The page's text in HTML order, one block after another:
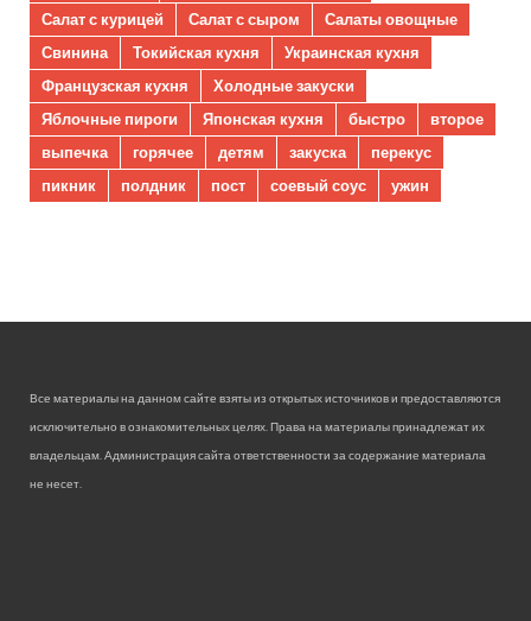
Салат с курицей
Салат с сыром
Салаты овощные
Свинина
Токийская кухня
Украинская кухня
Французская кухня
Холодные закуски
Яблочные пироги
Японская кухня быстро
второе
выпечка
горячее детям закуска
перекус
пикник
полдник пост соевый соус ужин
Все материалы на данном сайте взяты из открытых источников и предоставляются
исключительно в ознакомительных целях. Права на материалы принадлежат их
владельцам. Администрация сайта ответственности за содержание материала
не несет.